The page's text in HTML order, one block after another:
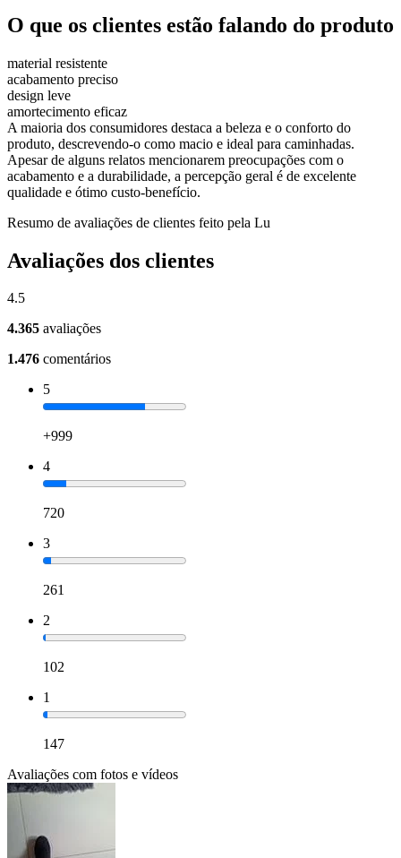
O que os clientes estão falando do produto
material resistente
acabamento preciso
design leve
amortecimento eficaz
A maioria dos consumidores destaca a beleza e o conforto do
produto, descrevendo-o como macio e ideal para caminhadas.
Apesar de alguns relatos mencionarem preocupações com o
acabamento e a durabilidade, a percepção geral é de excelente
qualidade e ótimo custo-benefício.
Resumo de avaliações de clientes feito pela Lu
Avaliações dos clientes
4.5
4.365 avaliações
1.476 comentários
5
+999
4
720
3
261
2
102
1
147
Avaliações com fotos e vídeos